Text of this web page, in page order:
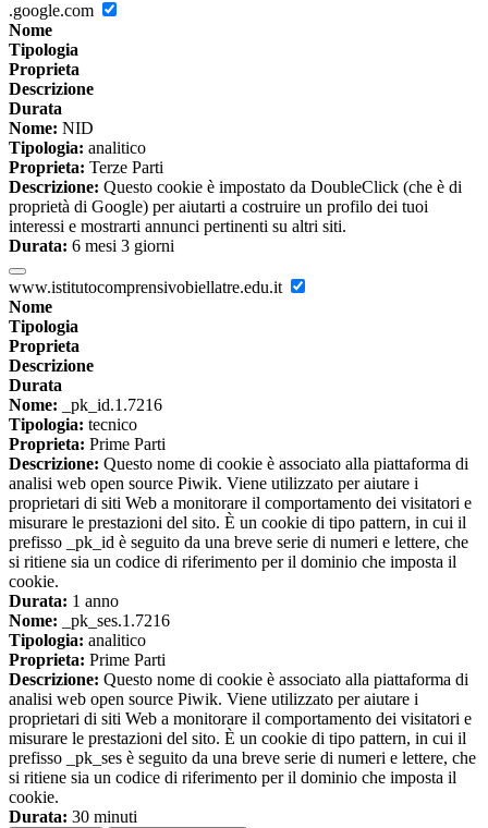
.google.com
Nome
Tipologia
Proprieta
Descrizione
Durata
Nome: NID
Tipologia: analitico
Proprieta: Terze Parti
Descrizione: Questo cookie è impostato da DoubleClick (che è di
proprietà di Google) per aiutarti a costruire un profilo dei tuoi
interessi e mostrarti annunci pertinenti su altri siti.
Durata: 6 mesi 3 giorni
www.istitutocomprensivobiellatre.edu.it
Nome
Tipologia
Proprieta
Descrizione
Durata
Nome: _pk_id.1.7216
Tipologia: tecnico
Proprieta: Prime Parti
Descrizione: Questo nome di cookie è associato alla piattaforma di
analisi web open source Piwik. Viene utilizzato per aiutare i
proprietari di siti Web a monitorare il comportamento dei visitatori e
misurare le prestazioni del sito. È un cookie di tipo pattern, in cui il
prefisso _pk_id è seguito da una breve serie di numeri e lettere, che
si ritiene sia un codice di riferimento per il dominio che imposta il
cookie.
Durata: 1 anno
Nome: _pk_ses.1.7216
Tipologia: analitico
Proprieta: Prime Parti
Descrizione: Questo nome di cookie è associato alla piattaforma di
analisi web open source Piwik. Viene utilizzato per aiutare i
proprietari di siti Web a monitorare il comportamento dei visitatori e
misurare le prestazioni del sito. È un cookie di tipo pattern, in cui il
prefisso _pk_ses è seguito da una breve serie di numeri e lettere, che
si ritiene sia un codice di riferimento per il dominio che imposta il
cookie.
Durata: 30 minuti